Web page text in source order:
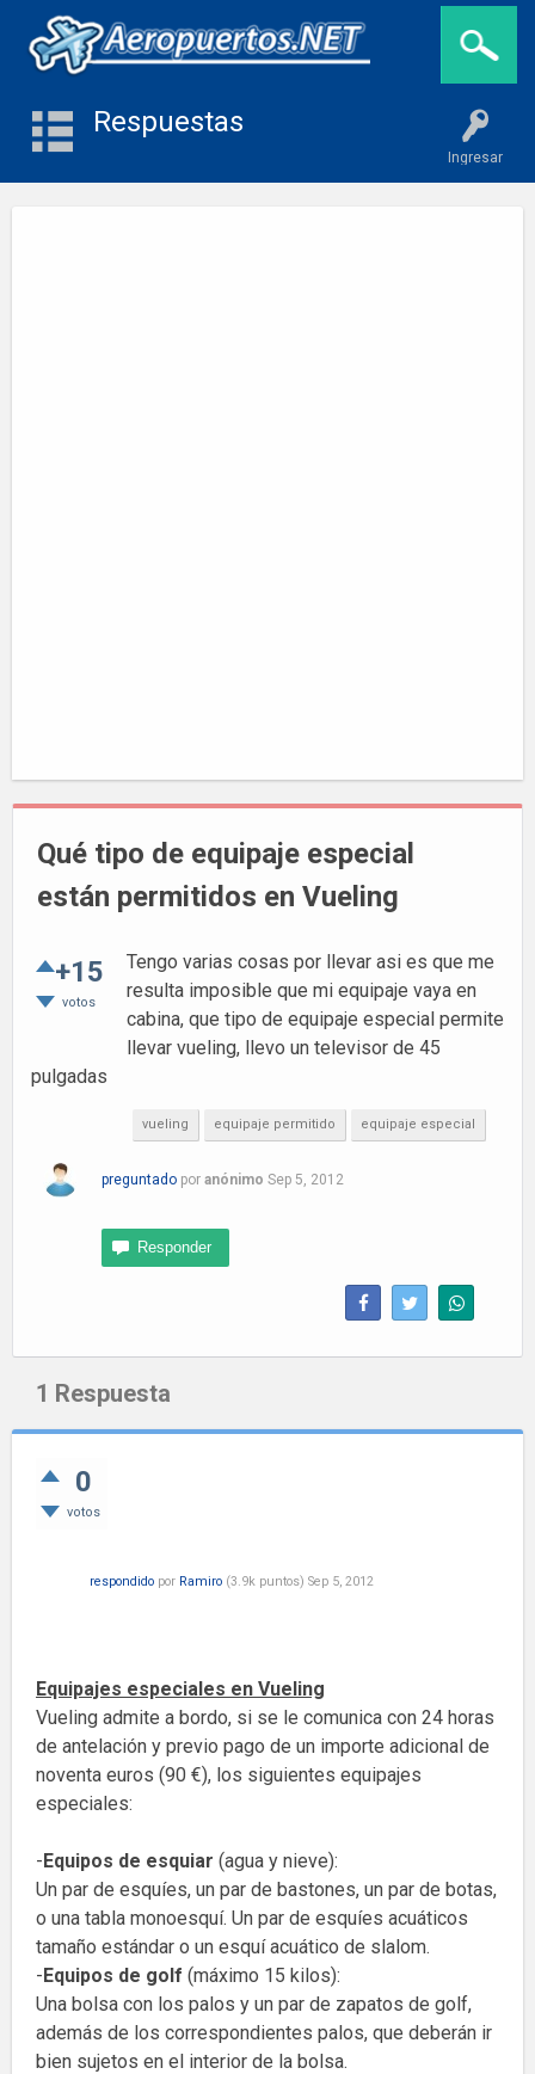
Ingresar
Respuestas
Qué tipo de equipaje especial
están permitidos en Vueling
+15
votos
Tengo varias cosas por llevar asi es que me
resulta imposible que mi equipaje vaya en
cabina, que tipo de equipaje especial permite
llevar vueling, llevo un televisor de 45
pulgadas
vueling equipaje permitido equipaje especial
preguntado por anónimo Sep 5, 2012
1 Respuesta
0
votos
respondido por Ramiro (3.9k puntos) Sep 5, 2012
Equipajes especiales en Vueling
Vueling admite a bordo, si se le comunica con 24 horas
de antelación y previo pago de un importe adicional de
noventa euros (90 €), los siguientes equipajes
especiales:
-Equipos de esquiar (agua y nieve):
Un par de esquíes, un par de bastones, un par de botas,
o una tabla monoesquí. Un par de esquíes acuáticos
tamaño estándar o un esquí acuático de slalom.
-Equipos de golf (máximo 15 kilos):
Una bolsa con los palos y un par de zapatos de golf,
además de los correspondientes palos, que deberán ir
bien sujetos en el interior de la bolsa.